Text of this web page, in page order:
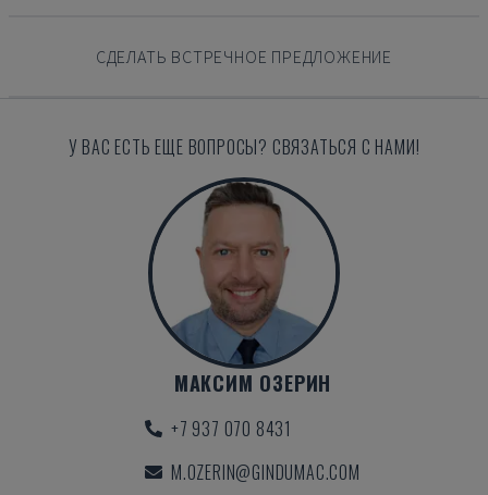
СДЕЛАТЬ ВСТРЕЧНОЕ ПРЕДЛОЖЕНИЕ
У ВАС ЕСТЬ ЕЩЕ ВОПРОСЫ? СВЯЗАТЬСЯ С НАМИ!
МАКСИМ ОЗЕРИН
+7 937 070 8431
M.OZERIN@GINDUMAC.COM